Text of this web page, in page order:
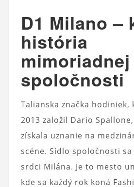
D1 Milano –
história
mimoriadnej
spoločnosti
Talianska značka hodiniek,
2013 založil Dario
získala uznanie na
scéne. Sídlo spoločnosti sa
srdci Milána. Je to mesto
kde sa každý rok koná